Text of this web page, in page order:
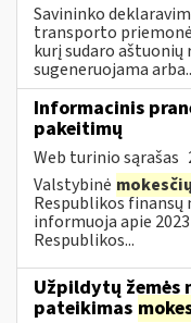
Savininko
transporto
kurį sudaro
sugeneruojama
Informacinis
pakeitimų
Web turinio sąrašas
Valstybinė mokesčių
Respublikos
informuoja apie
Respublikos...
Užpildytų žemės
pateikimas